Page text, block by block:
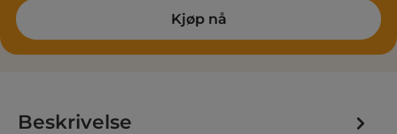
Kjøp nå
Beskrivelse